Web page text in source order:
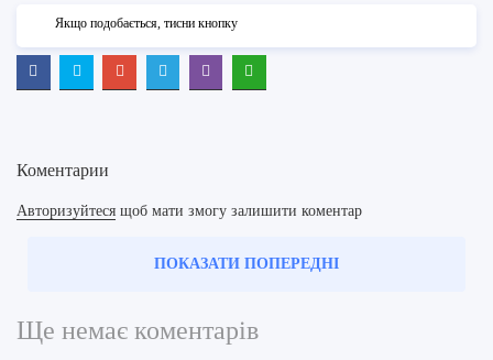
Якщо подобається, тисни кнопку
Коментарии
Авторизуйтеся щоб мати змогу залишити коментар
ПОКАЗАТИ ПОПЕРЕДНІ
Ще немає коментарів